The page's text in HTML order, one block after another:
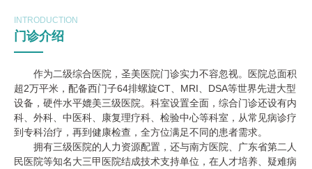
INTRODUCTION
门诊介绍
作为二级综合医院，圣美医院门诊实力不容忽视。医院总面积
超2万平米，配备西门子64排螺旋CT、MRI、DSA等世界先进大型
设备，硬件水平媲美三级医院。科室设置全面，综合门诊还设有内
科、外科、中医科、康复理疗科、检验中心等科室，从常见病诊疗
到专科治疗，再到健康检查，全方位满足不同的患者需求。
拥有三级医院的人力资源配置，还与南方医院、广东省第二人
民医院等知名大三甲医院结成技术支持单位，在人才培养、疑难病